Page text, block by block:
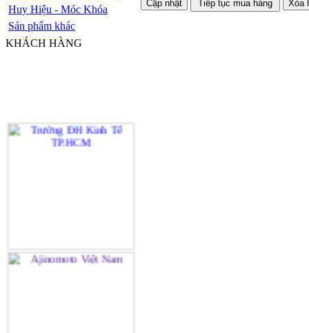
Huy Hiệu - Móc Khóa
Sản phẩm khác
KHÁCH HÀNG